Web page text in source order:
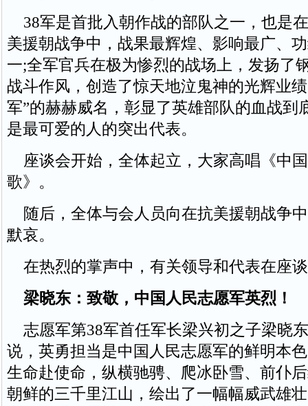
38军是首批入朝作战的部队之一，也是
美援朝战争中，战果最辉煌、影响最广、
一;全军官兵在极为惨烈的战场上，发扬了
战斗作风，创造了惊天地泣鬼神的光辉业
军”的赫赫威名，彰显了英雄部队的血战到
是最可爱的人的突出代表。
座谈会开始，全体起立，大家高唱《中
歌》。
随后，全体与会人员向在抗美援朝战争
默哀。
在热烈的掌声中，有关领导和代表在座
梁晓东：致敬，中国人民志愿军英烈！
志愿军第38军首任军长梁兴初之子梁晓
说，英勇担当是中国人民志愿军的鲜明本
生命赴使命，纵横驰骋、爬冰卧雪、前仆
朝鲜的三千里江山，绘出了一幅幅威武雄